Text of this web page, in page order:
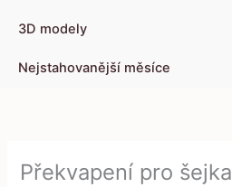
3D modely
Nejstahovanější měsíce
Překvapení pro šejka